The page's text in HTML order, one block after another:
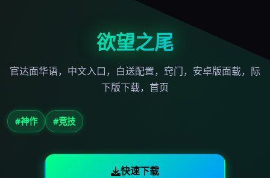
欲望之尾
官达面华语，中文入口，白送配置，窍门，安卓版面载，际
下版下载，首页
#神作 #竞技
快速下载